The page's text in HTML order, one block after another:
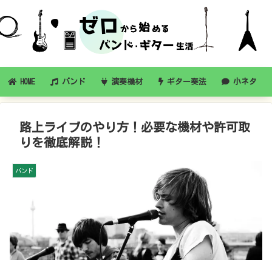
HOME バンド 演奏機材 ギター奏法 小ネタ
路上ライブのやり方！必要な機材や許可取
りを徹底解説！
バンド